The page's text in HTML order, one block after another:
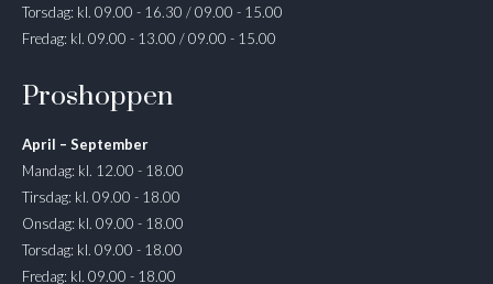
Torsdag: kl. 09.00 - 16.30 / 09.00 - 15.00
Fredag: kl. 09.00 - 13.00 / 09.00 - 15.00
Proshoppen
April – September
Mandag: kl. 12.00 - 18.00
Tirsdag: kl. 09.00 - 18.00
Onsdag: kl. 09.00 - 18.00
Torsdag: kl. 09.00 - 18.00
Fredag: kl. 09.00 - 18.00